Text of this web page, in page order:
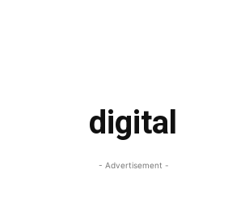
digital
- Advertisement -